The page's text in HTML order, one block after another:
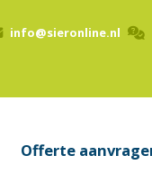
info@sieronline.nl
Offerte